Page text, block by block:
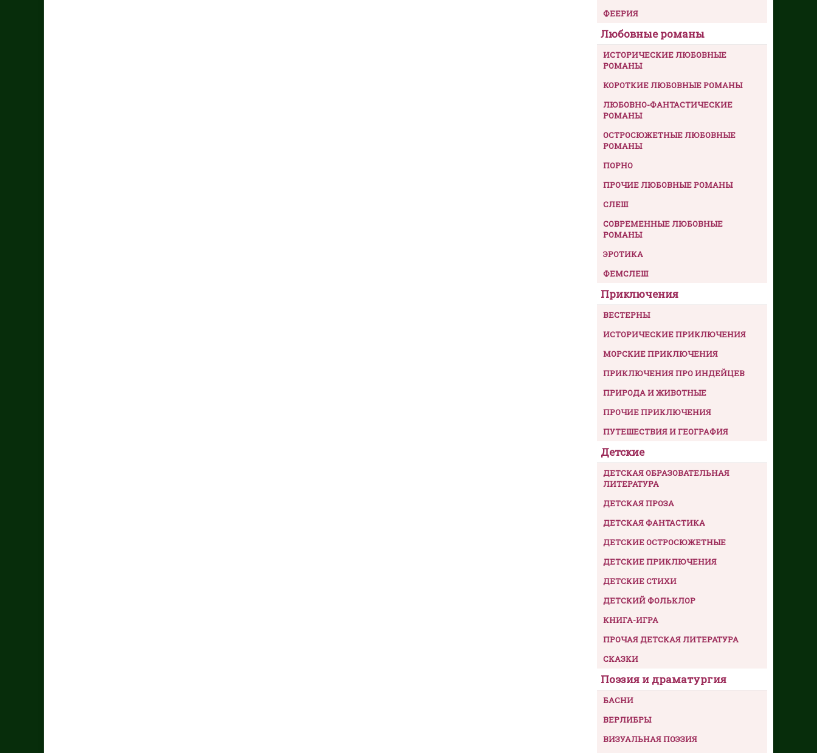
ФЕЕРИЯ
Любовные романы
ИСТОРИЧЕСКИЕ ЛЮБОВНЫЕ
РОМАНЫ
КОРОТКИЕ ЛЮБОВНЫЕ РОМАНЫ
ЛЮБОВНО-ФАНТАСТИЧЕСКИЕ
РОМАНЫ
ОСТРОСЮЖЕТНЫЕ ЛЮБОВНЫЕ
РОМАНЫ
ПОРНО
ПРОЧИЕ ЛЮБОВНЫЕ РОМАНЫ
СЛЕШ
СОВРЕМЕННЫЕ ЛЮБОВНЫЕ
РОМАНЫ
ЭРОТИКА
ФЕМСЛЕШ
Приключения
ВЕСТЕРНЫ
ИСТОРИЧЕСКИЕ ПРИКЛЮЧЕНИЯ
МОРСКИЕ ПРИКЛЮЧЕНИЯ
ПРИКЛЮЧЕНИЯ ПРО ИНДЕЙЦЕВ
ПРИРОДА И ЖИВОТНЫЕ
ПРОЧИЕ ПРИКЛЮЧЕНИЯ
ПУТЕШЕСТВИЯ И ГЕОГРАФИЯ
Детские
ДЕТСКАЯ ОБРАЗОВАТЕЛЬНАЯ
ЛИТЕРАТУРА
ДЕТСКАЯ ПРОЗА
ДЕТСКАЯ ФАНТАСТИКА
ДЕТСКИЕ ОСТРОСЮЖЕТНЫЕ
ДЕТСКИЕ ПРИКЛЮЧЕНИЯ
ДЕТСКИЕ СТИХИ
ДЕТСКИЙ ФОЛЬКЛОР
КНИГА-ИГРА
ПРОЧАЯ ДЕТСКАЯ ЛИТЕРАТУРА
СКАЗКИ
Поэзия и драматургия
БАСНИ
ВЕРЛИБРЫ
ВИЗУАЛЬНАЯ ПОЭЗИЯ